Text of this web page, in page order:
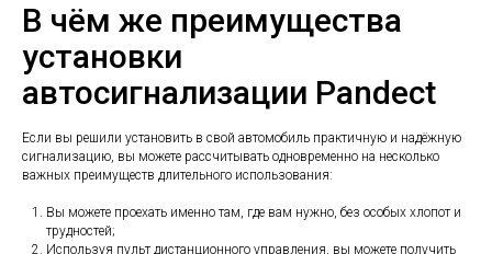
В чём же преимущества
установки
автосигнализации Pandect
Если вы решили установить в свой автомобиль практичную и надёжную
сигнализацию, вы можете рассчитывать одновременно на несколько
важных преимуществ длительного использования:
Вы можете проехать именно там, где вам нужно, без особых хлопот и
трудностей;
Используя пульт дистанционного управления, вы можете получить